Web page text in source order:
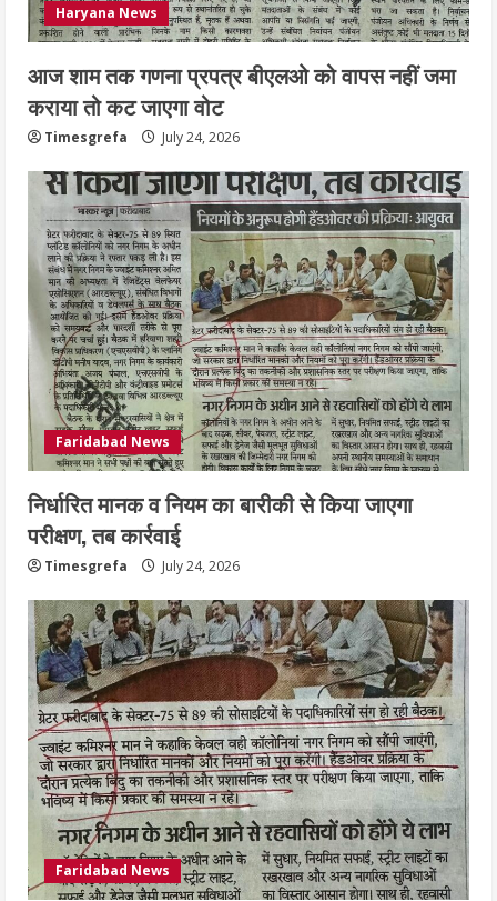
Haryana News
आज शाम तक गणना प्रपत्र बीएलओ को वापस नहीं जमा
कराया तो कट जाएगा वोट
Timesgrefa July 24, 2026
Faridabad News
निर्धारित मानक व नियम का बारीकी से किया जाएगा
परीक्षण, तब कार्रवाई
Timesgrefa July 24, 2026
Faridabad News